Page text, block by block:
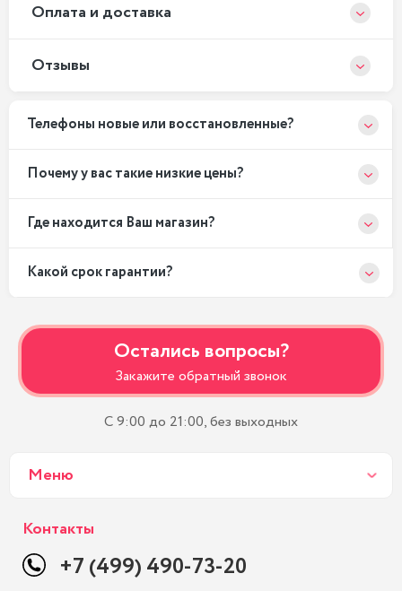
Оплата и доставка
Отзывы
Телефоны новые или восстановленные?
Почему у вас такие низкие цены?
Где находится Ваш магазин?
Какой срок гарантии?
Остались вопросы?
Закажите обратный звонок
С 9:00 до 21:00, без выходных
Меню
Контакты
+7 (499) 490-73-20